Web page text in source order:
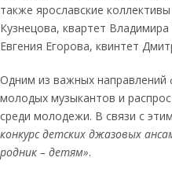
также ярославские
Кузнецова, квартет
Евгения Егорова, квинтет
Одним из важных направлений
молодых музыкантов и
среди молодежи. В связи с
конкурс детских джазовых
родник – детям».